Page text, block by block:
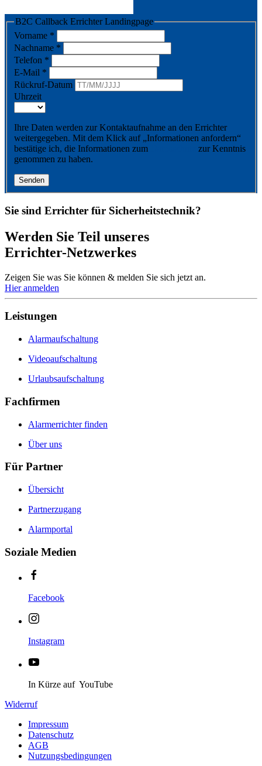
B2C Callback Errichter Landingpage
Vorname *
Nachname *
Telefon *
E-Mail *
Rückruf-Datum
Uhrzeit
Ihre Daten werden zur Kontaktaufnahme an den Errichter
weitergegeben. Mit dem Klick auf „Informationen anfordern“
bestätige ich, die Informationen zum
zur Kenntnis
genommen zu haben.
Senden
Sie sind Errichter für Sicherheitstechnik?
Werden Sie Teil unseres
Errichter-Netzwerkes
Zeigen Sie was Sie können & melden Sie sich jetzt an.
Hier anmelden
Leistungen
Alarmaufschaltung
Videoaufschaltung
Urlaubsaufschaltung
Fachfirmen
Alarmerrichter finden
Über uns
Für Partner
Übersicht
Partnerzugang
Alarmportal
Soziale Medien
Facebook
Instagram
In Kürze auf YouTube
Widerruf
Impressum
Datenschutz
AGB
Nutzungsbedingungen